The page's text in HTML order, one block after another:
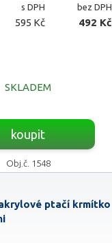
s DPH bez DPH
595 Kč 492 Kč
SKLADEM
koupit
Obj.č. 1548
ptačí krmítko